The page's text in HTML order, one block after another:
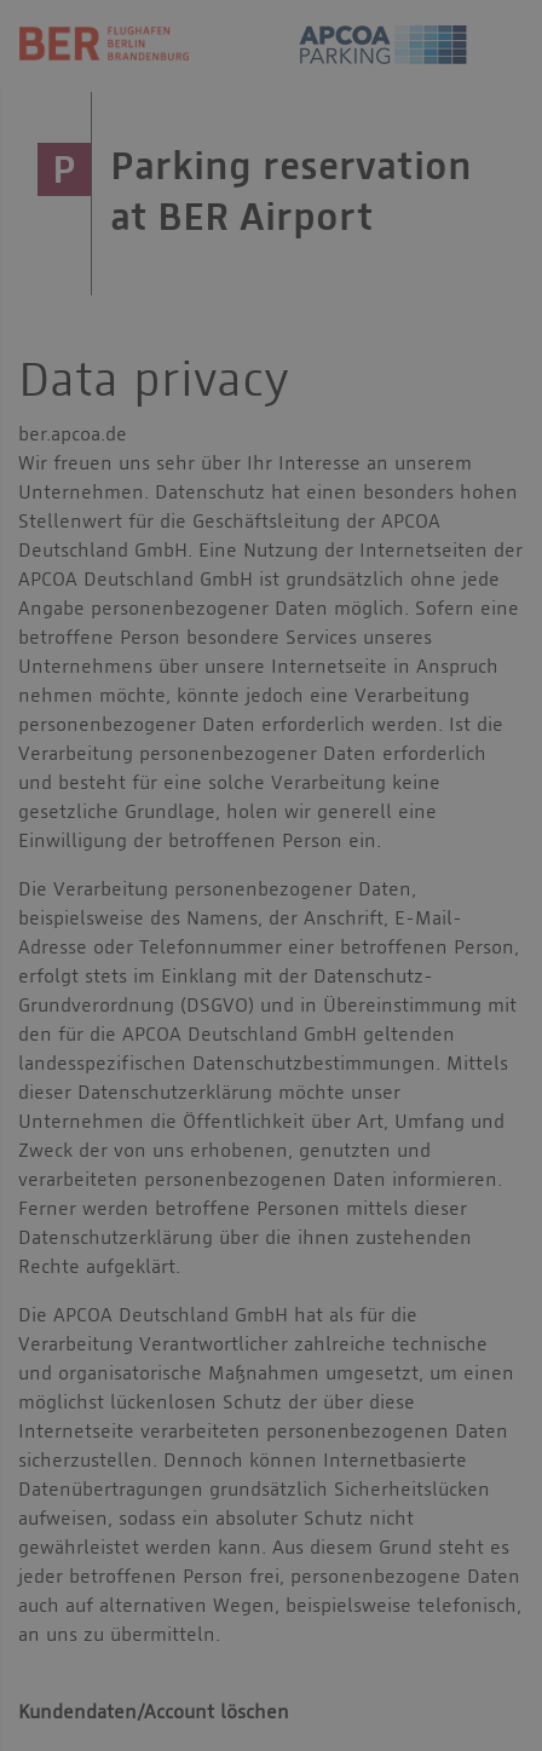
P
Parking reservation
at BER Airport
Data privacy
ber.apcoa.de
Wir freuen uns sehr über Ihr Interesse an unserem
Unternehmen. Datenschutz hat einen besonders hohen
Stellenwert für die Geschäftsleitung der APCOA
Deutschland GmbH. Eine Nutzung der Internetseiten der
APCOA Deutschland GmbH ist grundsätzlich ohne jede
Angabe personenbezogener Daten möglich. Sofern eine
betroffene Person besondere Services unseres
Unternehmens über unsere Internetseite in Anspruch
nehmen möchte, könnte jedoch eine Verarbeitung
personenbezogener Daten erforderlich werden. Ist die
Verarbeitung personenbezogener Daten erforderlich
und besteht für eine solche Verarbeitung keine
gesetzliche Grundlage, holen wir generell eine
Einwilligung der betroffenen Person ein.
Die Verarbeitung personenbezogener Daten,
beispielsweise des Namens, der Anschrift, E-Mail-
Adresse oder Telefonnummer einer betroffenen Person,
erfolgt stets im Einklang mit der Datenschutz-
Grundverordnung (DSGVO) und in Übereinstimmung mit
den für die APCOA Deutschland GmbH geltenden
landesspezifischen Datenschutzbestimmungen. Mittels
dieser Datenschutzerklärung möchte unser
Unternehmen die Öffentlichkeit über Art, Umfang und
Zweck der von uns erhobenen, genutzten und
verarbeiteten personenbezogenen Daten informieren.
Ferner werden betroffene Personen mittels dieser
Datenschutzerklärung über die ihnen zustehenden
Rechte aufgeklärt.
Die APCOA Deutschland GmbH hat als für die
Verarbeitung Verantwortlicher zahlreiche technische
und organisatorische Maßnahmen umgesetzt, um einen
möglichst lückenlosen Schutz der über diese
Internetseite verarbeiteten personenbezogenen Daten
sicherzustellen. Dennoch können Internetbasierte
Datenübertragungen grundsätzlich Sicherheitslücken
aufweisen, sodass ein absoluter Schutz nicht
gewährleistet werden kann. Aus diesem Grund steht es
jeder betroffenen Person frei, personenbezogene Daten
auch auf alternativen Wegen, beispielsweise telefonisch,
an uns zu übermitteln.
Kundendaten/Account löschen